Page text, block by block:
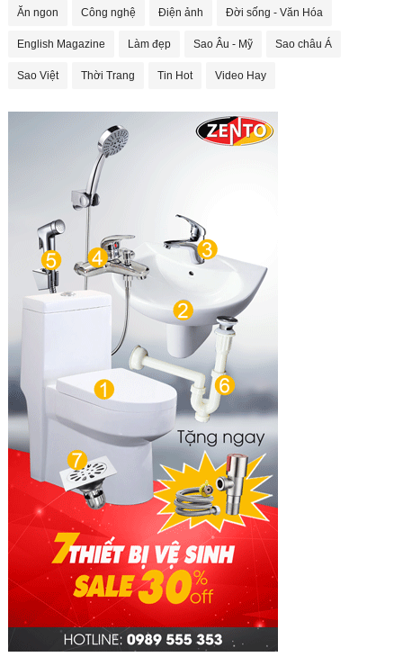
Ăn ngon Công nghệ Điện ảnh Đời sống - Văn Hóa
English Magazine Làm đẹp Sao Âu - Mỹ Sao châu Á
Sao Việt Thời Trang Tin Hot Video Hay